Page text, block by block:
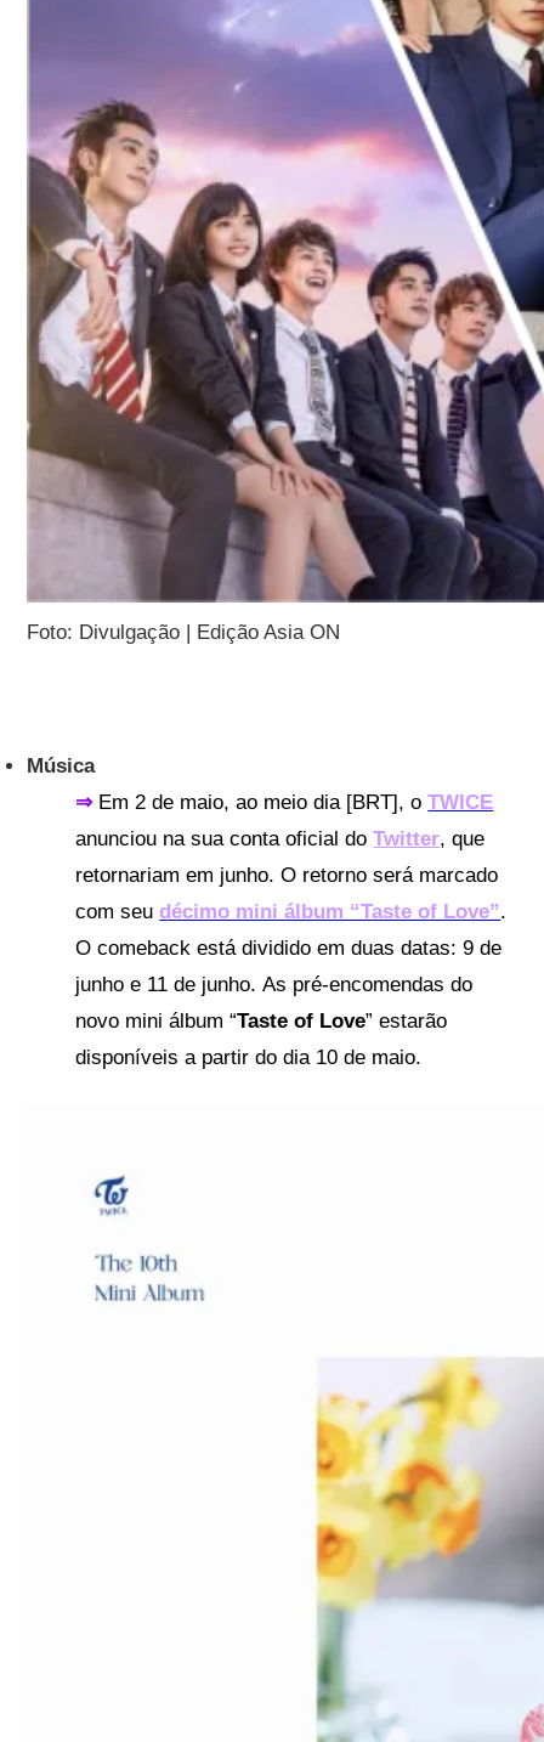
Foto: Divulgação | Edição Asia ON
Música
⇒ Em 2 de maio, ao meio dia [BRT], oTWICE
anunciou na sua conta oficial doTwitter, que
retornariam em junho. O retorno será marcado
com seudécimo mini álbum “Taste of Love”.
O comeback está dividido em duas datas: 9 de
junho e 11 de junho.As pré-encomendas do
novo mini álbum “Taste of Love” estarão
disponíveis a partir do dia 10 de maio.